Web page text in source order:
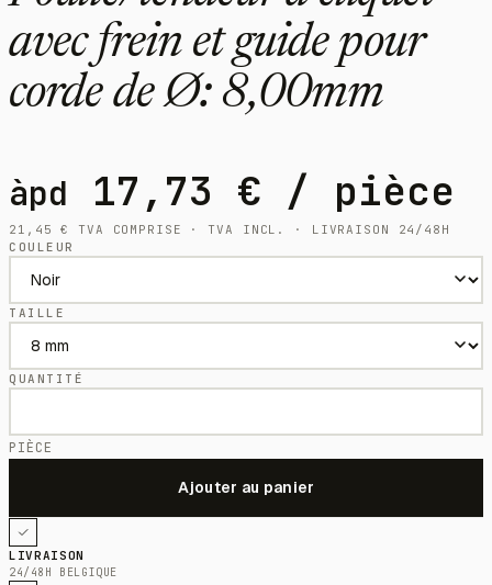
avec frein et guide pour
corde de Ø: 8,00mm
àpd 17,73 € / pièce
21,45€
TVA COMPRISE · TVA INCL. · LIVRAISON 24/48H
COULEUR
TAILLE
QUANTITÉ
PIÈCE
LIVRAISON
24/48H BELGIQUE